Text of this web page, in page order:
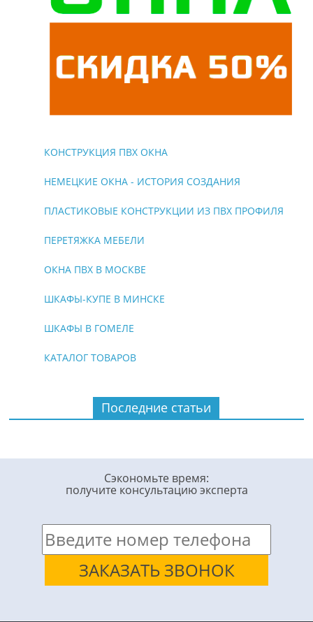
КОНСТРУКЦИЯ ПВХ ОКНА
НЕМЕЦКИЕ ОКНА - ИСТОРИЯ СОЗДАНИЯ
ПЛАСТИКОВЫЕ КОНСТРУКЦИИ ИЗ ПВХ ПРОФИЛЯ
ПЕРЕТЯЖКА МЕБЕЛИ
ОКНА ПВХ В МОСКВЕ
ШКАФЫ-КУПЕ В МИНСКЕ
ШКАФЫ В ГОМЕЛЕ
КАТАЛОГ ТОВАРОВ
Последние статьи
Сэкономьте время:
получите консультацию эксперта